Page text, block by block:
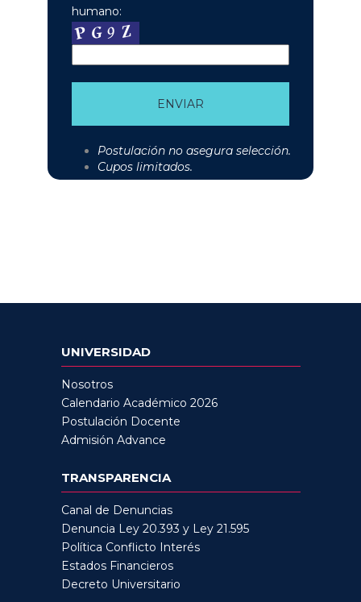
humano:
Postulación no asegura selección.
Cupos limitados.
UNIVERSIDAD
Nosotros
Calendario Académico 2026
Postulación Docente
Admisión Advance
TRANSPARENCIA
Canal de Denuncias
Denuncia Ley 20.393 y Ley 21.595
Política Conflicto Interés
Estados Financieros
Decreto Universitario